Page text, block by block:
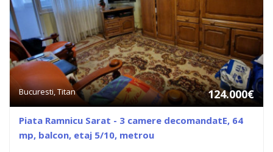
Bucuresti, Titan 124.000€
Piata Ramnicu Sarat - 3 camere decomandatE, 64
mp, balcon, etaj 5/10, metrou